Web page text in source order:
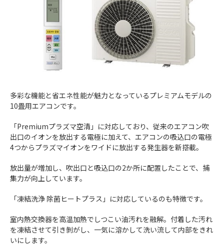
多彩な機能と省エネ性能が魅力となっているプレミアムモデルの
10畳用エアコンです。
「Premiumプラズマ空清」に対応しており、従来のエアコン吹
出口のイオンを放出する電極に加えて、エアコンの吸込口の電極
4つからプラズマイオンをワイドに放出する発生器を新搭載。
放出量が増加し、吹出口と吸込口の2か所に配置したことで、捕
集力が向上しています。
「凍結洗浄 除菌ヒートプラス」に対応しているのも特徴です。
室内熱交換器を高温加熱でしつこい油汚れを融解。付着した汚れ
を凍結させて引き剝がし、一気に溶かして洗い流して内部をきれ
いにします。